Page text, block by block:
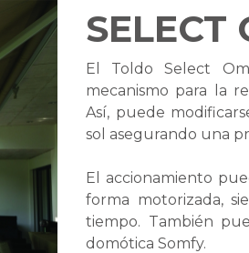
SELECT
El Toldo Select
mecanismo para la
Así, puede
sol asegurando una
El accionamiento
forma motorizada,
tiempo. También
domótica Somfy.